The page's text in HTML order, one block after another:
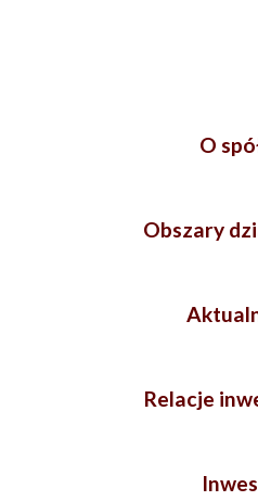
O
Obszary
Relacje